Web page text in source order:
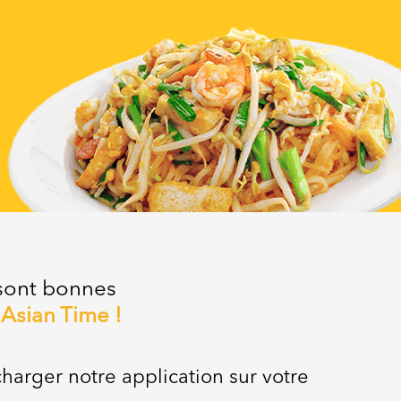
bonnes
Asian Time !
notre application sur votre